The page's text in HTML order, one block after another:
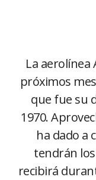
La aerolínea
próximos
que fue su
1970.
ha dado a
tendrán
recibirá